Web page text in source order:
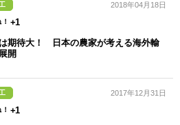
+1
2018年04月18日
期待大！ 日本の農家が考える海外輸
開
+1
2017年12月31日